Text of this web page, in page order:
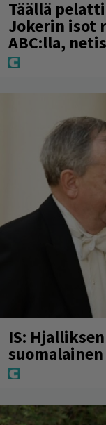
Täällä
Jokerin isot
ABC:lla,
IS: